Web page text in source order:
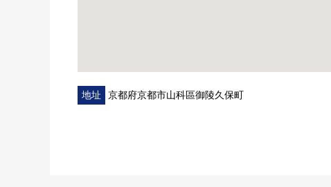
地址 京都府京都市山科區御陵久保町